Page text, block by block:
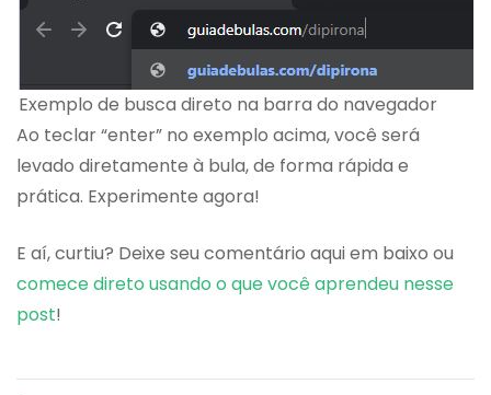
Exemplo de busca direto na barra do navegador
Ao teclar “enter” no exemplo acima, você será
levado diretamente à bula, de forma rápida e
prática. Experimente agora!
E aí, curtiu? Deixe seu comentário aqui em baixo ou
comece direto usando o que você aprendeu nesse
post!